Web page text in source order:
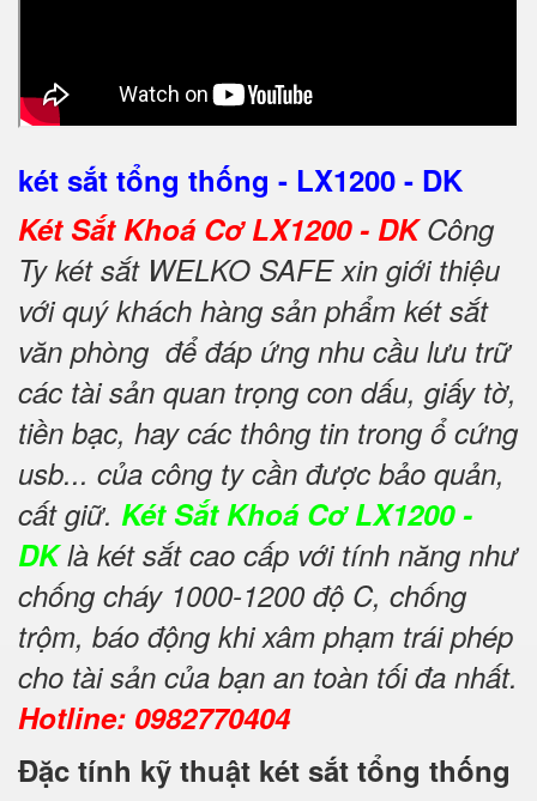
két sắt tổng thống - LX1200 - DK
Két Sắt Khoá Cơ LX1200 - DKCông
Ty két sắt WELKO SAFE xin giới thiệu
với quý khách hàng sản phẩm két sắt
văn phòng để đáp ứng nhu cầu lưu trữ
các tài sản quan trọng con dấu, giấy tờ,
tiền bạc, hay các thông tin trong ổ cứng
usb... của công ty cần được bảo quản,
cất giữ. Két Sắt Khoá Cơ LX1200 -
DKlà két sắt cao cấp với tính năng như
chống cháy 1000-1200 độ C, chống
trộm, báo động khi xâm phạm trái phép
cho tài sản của bạn an toàn tối đa nhất.
Hotline: 0982770404
Đặc tính kỹ thuật két sắt tổng thống